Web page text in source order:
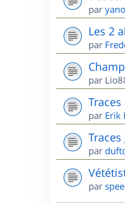
par
Les 2
par
par
par Erik
par
par